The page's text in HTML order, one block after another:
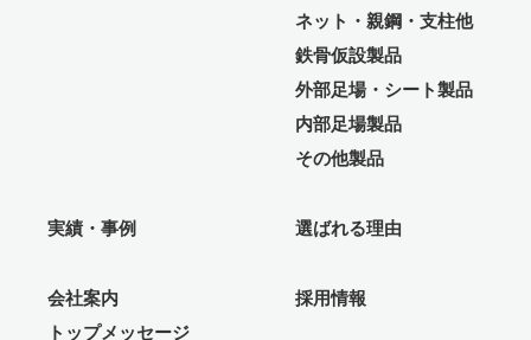
ネット・親鋼・支柱他
鉄骨仮設製品
外部足場・シート製品
内部足場製品
その他製品
実績・事例 選ばれる理由
会社案内
トップメッセージ
採用情報